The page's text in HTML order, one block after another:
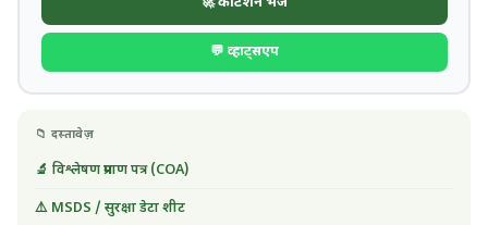
💬 व्हाट्सएप
📁 दस्तावेज़
🔬 विश्लेषण प्रमाण पत्र (COA)
⚠️ MSDS / सुरक्षा डेटा शीट